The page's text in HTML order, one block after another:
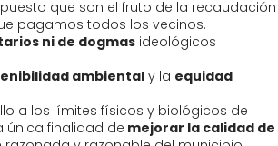
que son el fruto de la recaudación
pagamos todos los vecinos.
ni de dogmas ideológicos
ambiental y la equidad
a los límites físicos y biológicos de
única finalidad de mejorar la calidad de